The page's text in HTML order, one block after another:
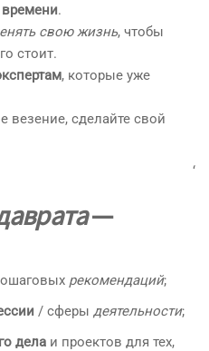
времени.
свою жизнь, чтобы
стоит.
, которые уже
везение, сделайте свой
‘
—
рекомендаций;
/ сферы деятельности;
дела и проектов для тех,